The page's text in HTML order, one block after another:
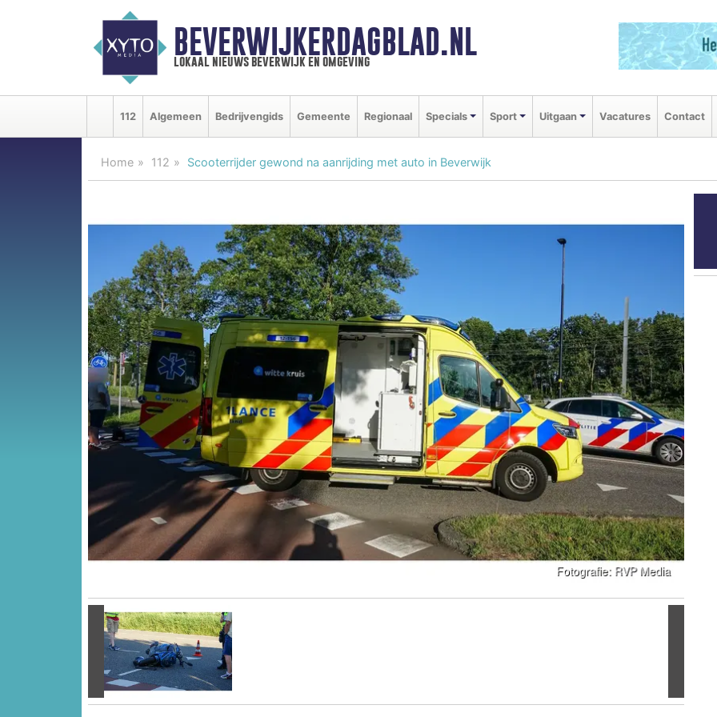
BEVERWIJKERDAGBLAD.NL
lokaal nieuws beverwijk en omgeving
112 Algemeen Bedrijvengids Gemeente Regionaal Specials Sport Uitgaan Vacatures Contact
Home 112 Scooterrijder gewond na aanrijding met auto in Beverwijk
Vorige